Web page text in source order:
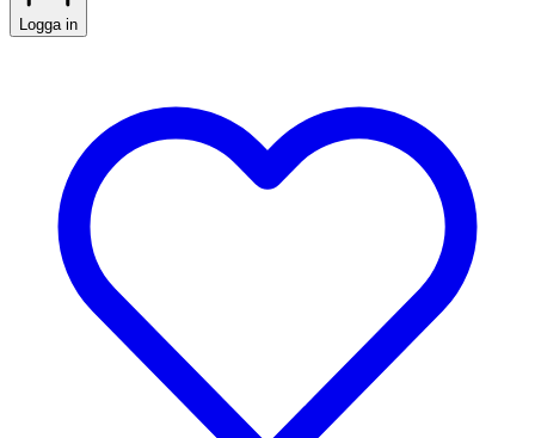
Logga in